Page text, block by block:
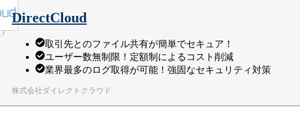
DirectCloud
取引先とのファイル共有が簡単でセキュア！
ユーザー数無制限！定額制によるコスト削減
業界最多のログ取得が可能！強固なセキュリティ対策
株式会社ダイレクトクラウド